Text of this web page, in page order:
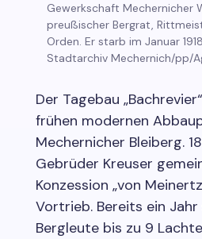
Gewerkschaft Mechernicher
preußischer Bergrat,
Orden. Er starb im Januar
Stadtarchiv Mechernich/pp/
Der Tagebau
frühen modernen
Mechernicher Bleiberg.
Gebrüder Kreuser
Konzession „von
Vortrieb. Bereits ein
Bergleute bis zu 9